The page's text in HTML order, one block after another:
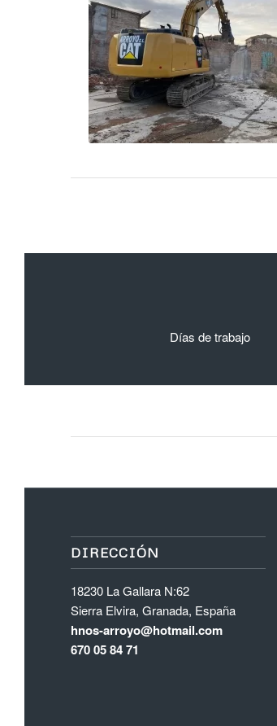
Días de trabajo
DIRECCIÓN
18230 La Gallara N:62
Sierra Elvira, Granada, España
hnos-arroyo@hotmail.com
670 05 84 71